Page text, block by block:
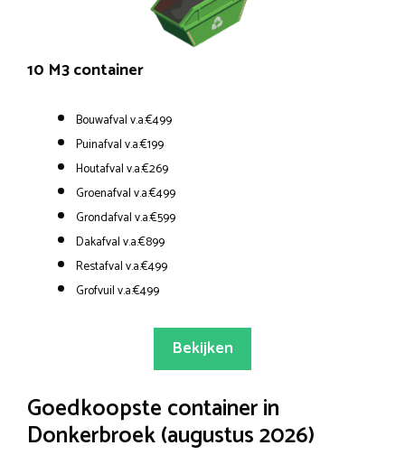
10 M3 container
Bouwafval v.a.€499
Puinafval v.a.€199
Houtafval v.a.€269
Groenafval v.a.€499
Grondafval v.a.€599
Dakafval v.a.€899
Restafval v.a.€499
Grofvuil v.a.€499
Bekijken
Goedkoopste container in
Donkerbroek (augustus 2026)